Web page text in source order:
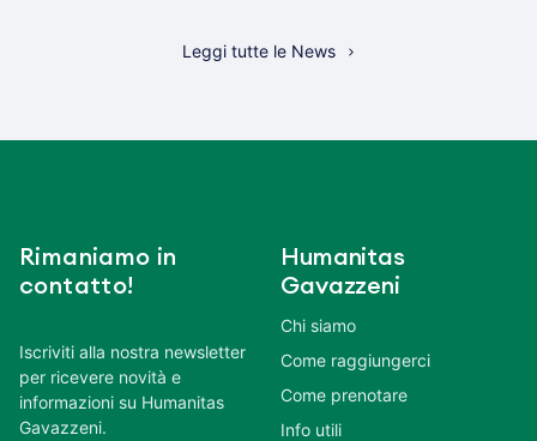
Leggi tutte le News
Rimaniamo in
contatto!
Iscriviti alla nostra newsletter
per ricevere novità e
informazioni su Humanitas
Gavazzeni.
Humanitas
Gavazzeni
Chi siamo
Come raggiungerci
Come prenotare
Info utili